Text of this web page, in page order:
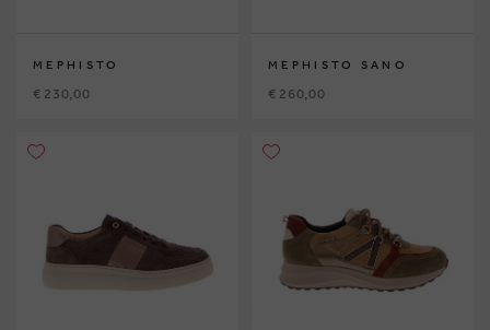
MEPHISTO
€ 230,00
MEPHISTO SANO
€ 260,00